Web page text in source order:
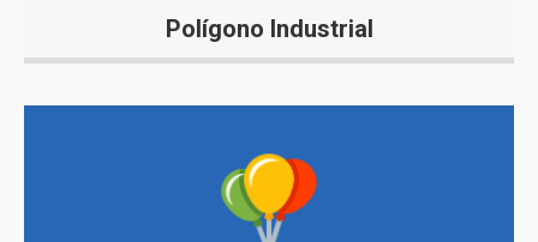
Polígono Industrial